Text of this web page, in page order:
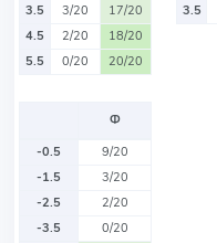
3.5
3/20
17/20
4.5
2/20
18/20
5.5
0/20 20/20
3.5
Ф
-0.5
9/20
-1.5
3/20
-2.5
2/20
-3.5
0/20